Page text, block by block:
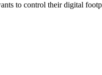
to control their digital